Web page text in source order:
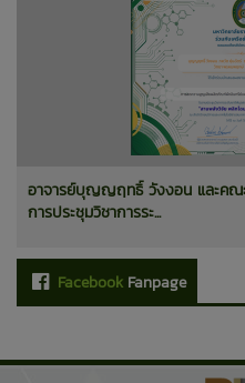
อาจารย์บุญญฤทธิ์ วังงอน และคณะ
การประชุมวิชาการระ...
Facebook Fanpage